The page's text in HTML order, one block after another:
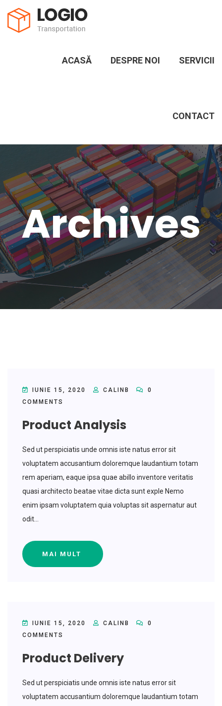
ACASĂ DESPRE NOI SERVICII
CONTACT
Archives
IUNIE 15, 2020 CALINB
0
COMMENTS
Product Analysis
Sed ut perspiciatis unde omnis iste natus error sit
voluptatem accusantium doloremque laudantium totam
rem aperiam, eaque ipsa quae abillo inventore veritatis
quasi architecto beatae vitae dicta sunt exple Nemo
enim ipsam voluptatem quia voluptas sit aspernatur aut
odit...
MAI MULT
IUNIE 15, 2020 CALINB
0
COMMENTS
Product Delivery
Sed ut perspiciatis unde omnis iste natus error sit
voluptatem accusantium doloremque laudantium totam